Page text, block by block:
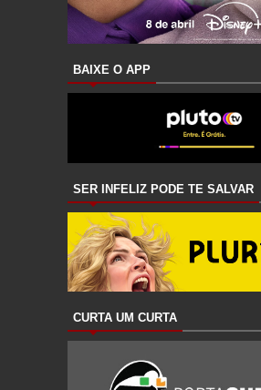
BAIXE O APP
SER INFELIZ PODE TE SALVAR
CURTA UM CURTA